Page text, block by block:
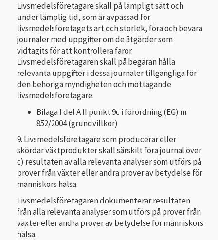
Livsmedelsföretagare skall på lämpligt sätt och
under lämplig tid, som är avpassad för
livsmedelsföretagets art och storlek, föra och bevara
journaler med uppgifter om de åtgärder som
vidtagits för att kontrollera faror.
Livsmedelsföretagaren skall på begäran hålla
relevanta uppgifter i dessa journaler tillgängliga för
den behöriga myndigheten och mottagande
livsmedelsföretagare.
Bilaga I del A II punkt 9c i förordning (EG) nr
852/2004 (grundvillkor)
9. Livsmedelsföretagare som producerar eller
skördar växtprodukter skall särskilt föra journal över
c) resultaten av alla relevanta analyser som utförs på
prover från växter eller andra prover av betydelse för
människors hälsa.
Livsmedelsföretagaren dokumenterar resultaten
från alla relevanta analyser som utförs på prover från
växter eller andra prover av betydelse för människors
hälsa.